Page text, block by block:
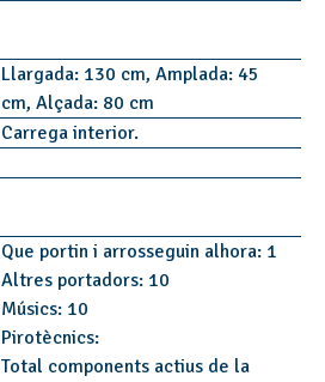
Llargada: 130 cm, Amplada: 45
cm, Alçada: 80 cm
Carrega interior.
Que portin i arrosseguin alhora: 1
Altres portadors: 10
Músics: 10
Pirotècnics:
Total components actius de la